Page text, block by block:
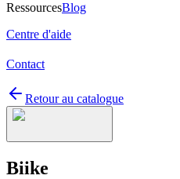
RessourcesBlog
Centre d'aide
Contact
Retour au catalogue
Biike